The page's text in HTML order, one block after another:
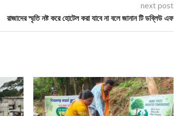
next post
রাজাদের স্মৃতি নষ্ট করে হোটেল করা যাবে না বলে জানান টি ডব্লিউ এফ